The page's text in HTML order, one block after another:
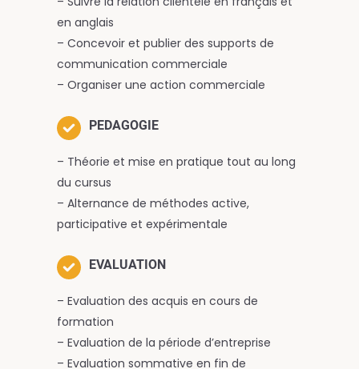
en anglais
– Concevoir et publier des supports de
communication commerciale
– Organiser une action commerciale
PEDAGOGIE
– Théorie et mise en pratique tout au long
du cursus
– Alternance de méthodes active,
participative et expérimentale
EVALUATION
– Evaluation des acquis en cours de
formation
– Evaluation de la période d’entreprise
– Evaluation sommative en fin de